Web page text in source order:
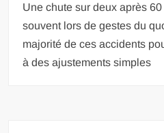
Une chute sur deux après
souvent lors de gestes du
majorité de ces accidents
à des ajustements simples